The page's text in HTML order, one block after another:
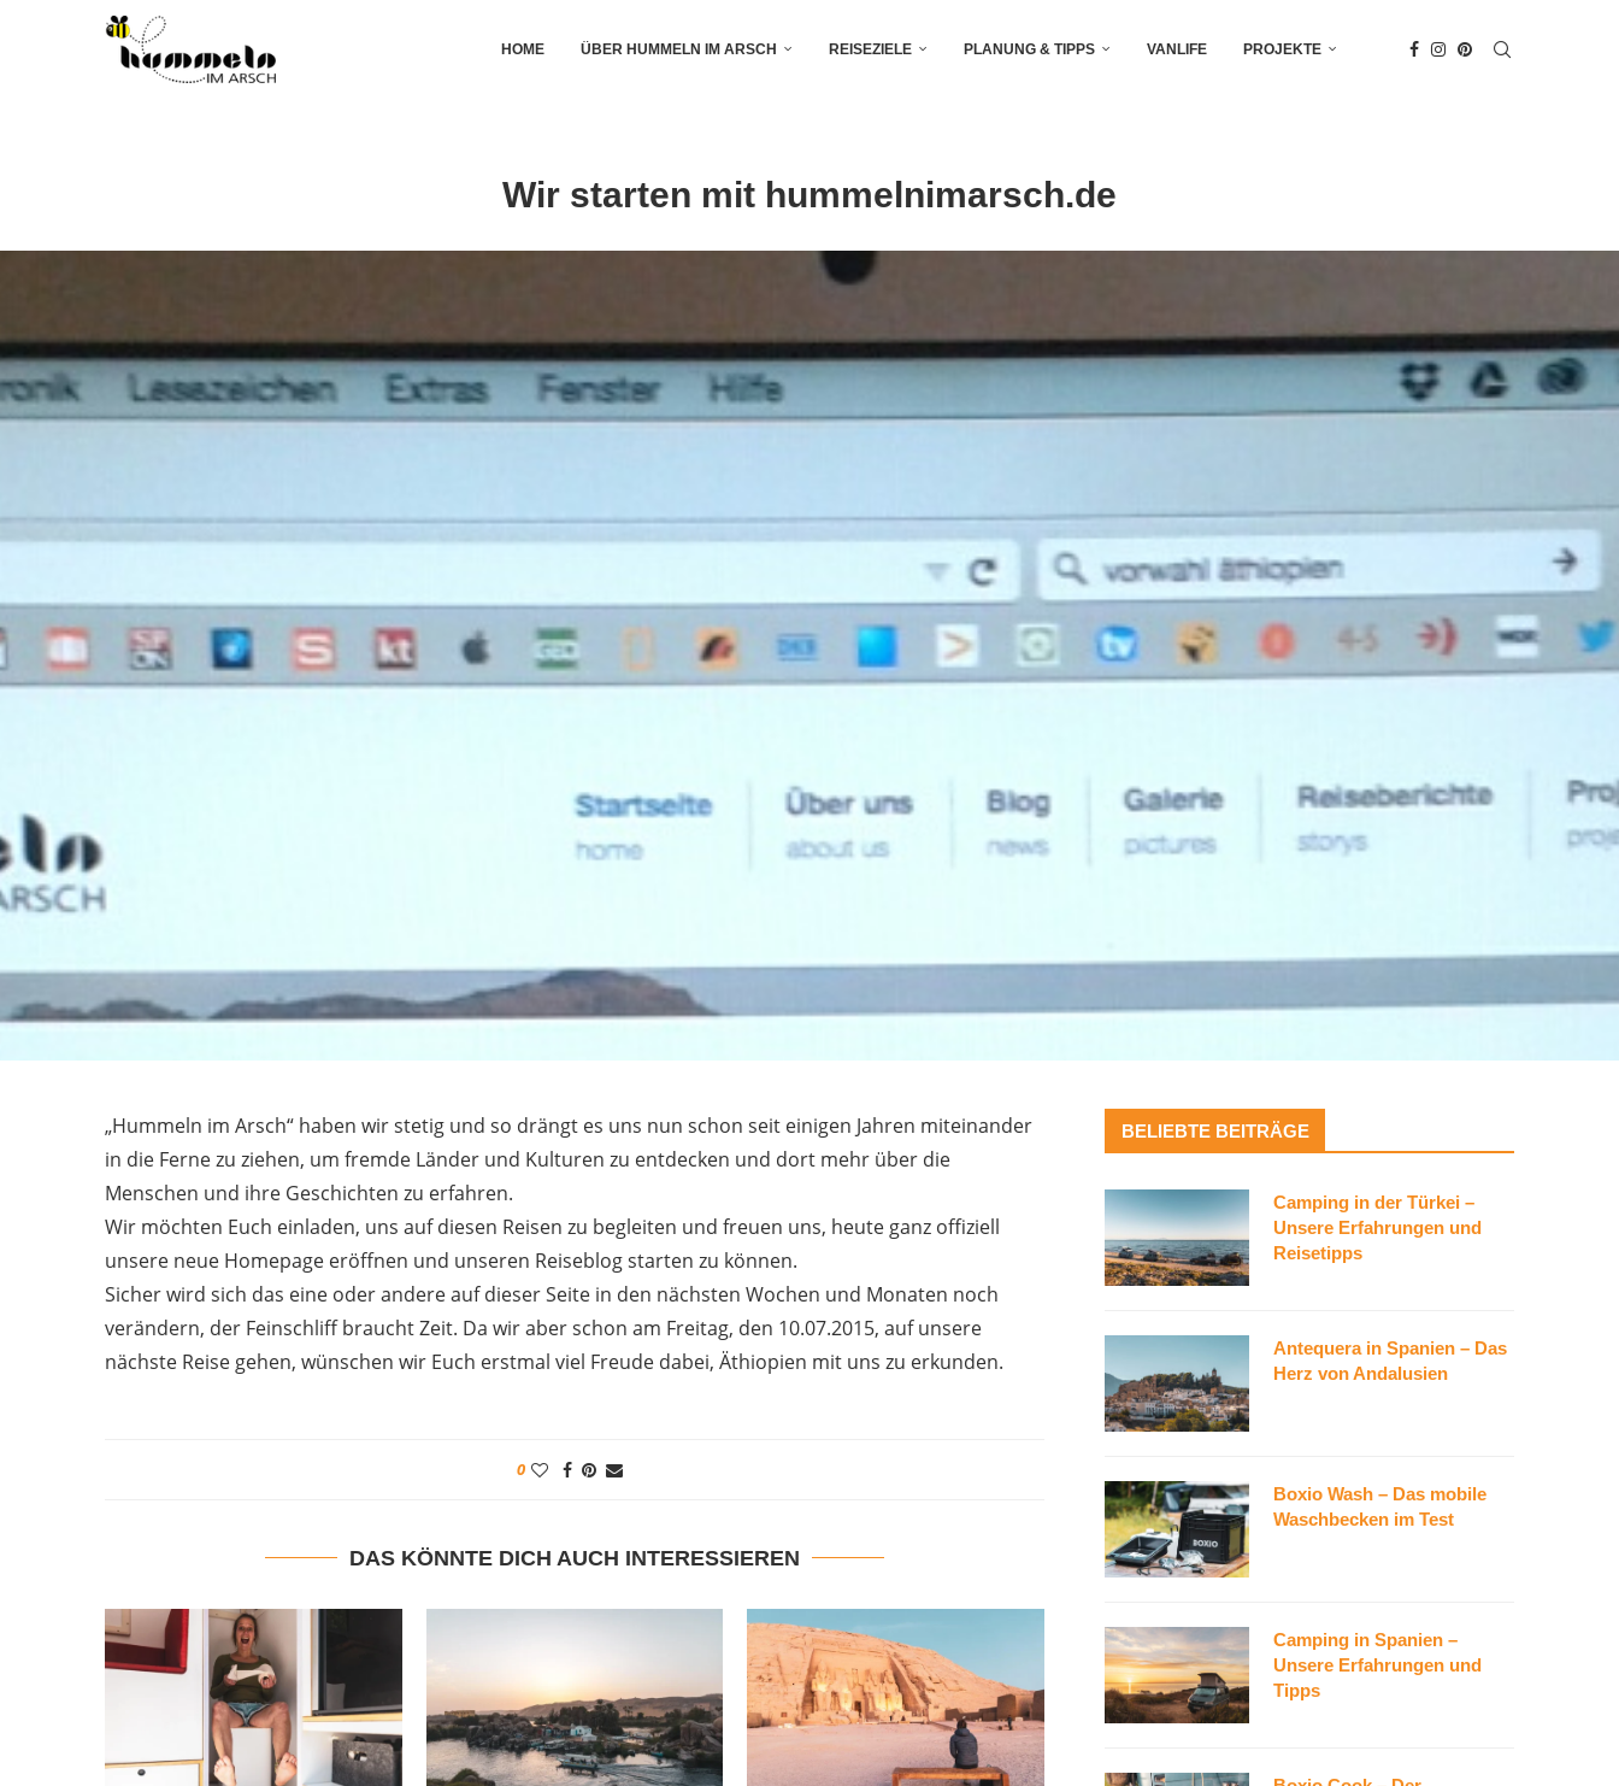
HOME ÜBER HUMMELN IM ARSCH REISEZIELE PLANUNG & TIPPS VANLIFE PROJEKTE
Wir starten mit hummelnimarsch.de
„Hummeln im Arsch“ haben wir stetig und so drängt es uns nun schon seit einigen Jahren miteinander
in die Ferne zu ziehen, um fremde Länder und Kulturen zu entdecken und dort mehr über die
Menschen und ihre Geschichten zu erfahren.
Wir möchten Euch einladen, uns auf diesen Reisen zu begleiten und freuen uns, heute ganz offiziell
unsere neue Homepage eröffnen und unseren Reiseblog starten zu können.
Sicher wird sich das eine oder andere auf dieser Seite in den nächsten Wochen und Monaten noch
verändern, der Feinschliff braucht Zeit. Da wir aber schon am Freitag, den 10.07.2015, auf unsere
nächste Reise gehen, wünschen wir Euch erstmal viel Freude dabei, Äthiopien mit uns zu erkunden.
0
DAS KÖNNTE DICH AUCH INTERESSIEREN
BELIEBTE BEITRÄGE
Camping in der Türkei –
Unsere Erfahrungen und
Reisetipps
Antequera in Spanien – Das
Herz von Andalusien
Boxio Wash – Das mobile
Waschbecken im Test
Camping in Spanien –
Unsere Erfahrungen und
Tipps